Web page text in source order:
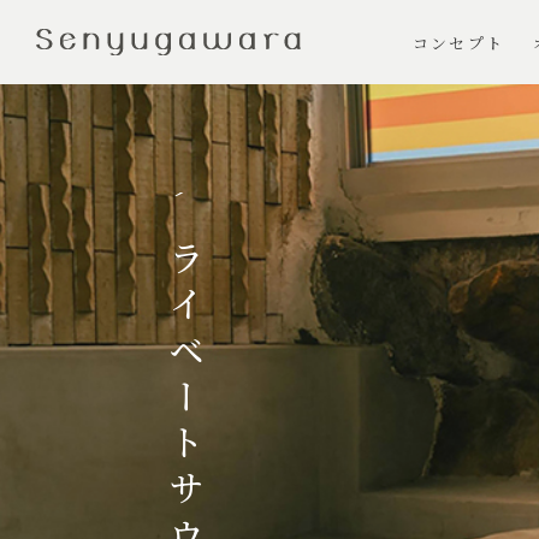
コンセプト
プ
ラ
イ
ベ
ー
ト
サ